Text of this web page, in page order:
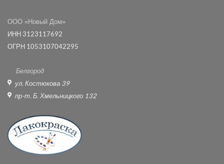
ООО «Новый Дом»
ИНН 3123117692
ОГРН 1053107042295
Белгород
ул. Костюкова 39
пр-т. Б. Хмельницкого 132